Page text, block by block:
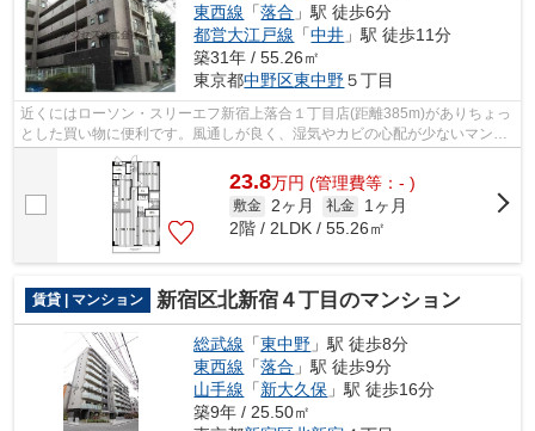
東西線 「落合 」駅 徒歩6分
都営大江戸線 「中井 」駅 徒歩11分
築31年 / 55.26㎡
東京都中野区東中野５丁目
近くにはローソン・スリーエフ新宿上落合１丁目店(距離385m)がありちょっ
とした買い物に便利です。風通しが良く、湿気やカビの心配が少ないマンシ
ョンです。設備やレイアウトにもこだ...
23.8万円 (管理費等：- )
敷金 2ヶ月 礼金
1ヶ月
2階 / 2LDK / 55.26㎡
賃貸 | マンション 新宿区北新宿４丁目のマンション
総武線 「東中野 」駅 徒歩8分
東西線 「落合 」駅 徒歩9分
山手線 「新大久保 」駅 徒歩16分
築9年 / 25.50㎡